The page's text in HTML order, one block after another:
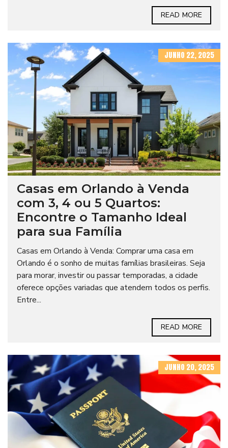
READ MORE
JUNHO 22, 2025
Casas em Orlando à Venda
com 3, 4 ou 5 Quartos:
Encontre o Tamanho Ideal
para sua Família
Casas em Orlando à Venda: Comprar uma casa em
Orlando é o sonho de muitas famílias brasileiras. Seja
para morar, investir ou passar temporadas, a cidade
oferece opções variadas que atendem todos os perfis.
Entre...
READ MORE
JUNHO 20, 2025